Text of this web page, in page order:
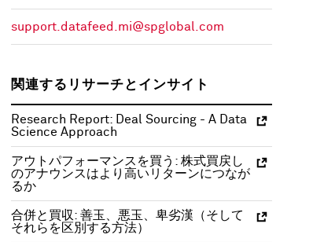
support.datafeed.mi@spglobal.com
関連するリサーチとインサイト
Research Report: Deal Sourcing - A Data
Science Approach
アウトパフォーマンスを買う: 株式買戻し
のアナウンスはより高いリターンにつなが
るか
合併と買収: 善玉、悪玉、卑劣漢（そして
それらを区別する方法）